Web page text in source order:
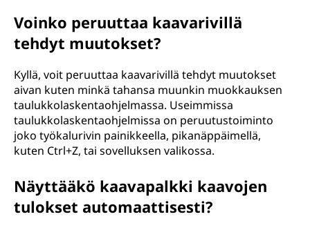
Voinko peruuttaa kaavarivillä
tehdyt muutokset?
Kyllä, voit peruuttaa kaavarivillä tehdyt muutokset
aivan kuten minkä tahansa muunkin muokkauksen
taulukkolaskentaohjelmassa. Useimmissa
taulukkolaskentaohjelmissa on peruutustoiminto
joko työkalurivin painikkeella, pikanäppäimellä,
kuten Ctrl+Z, tai sovelluksen valikossa.
Näyttääkö kaavapalkki kaavojen
tulokset automaattisesti?